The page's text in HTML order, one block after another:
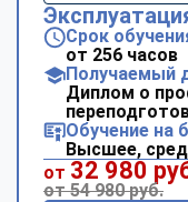
Срок
от 256 часов
Получаемый
Диплом о
Обучение на
Высшее,
от 32 980
от 54 980 руб.